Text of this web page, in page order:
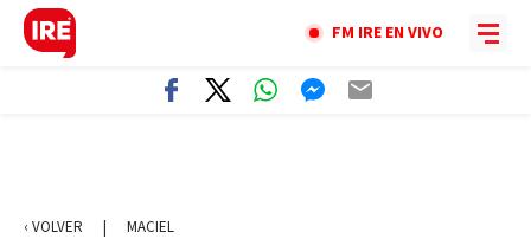
FM IRE EN VIVO
‹ VOLVER | MACIEL